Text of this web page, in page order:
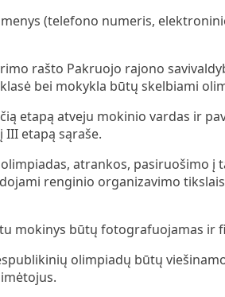
(telefono numeris,
rašto Pakruojo rajono
bei mokykla būtų skelbiami
etapą atveju mokinio vardas ir
etapą sąraše.
atrankos, pasiruošimo
renginio organizavimo
mokinys būtų fotografuojamas ir
olimpiadų būtų